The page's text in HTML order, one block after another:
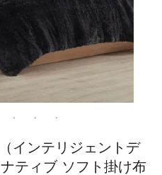
インテリジェントデ
ティブ ソフト掛け布